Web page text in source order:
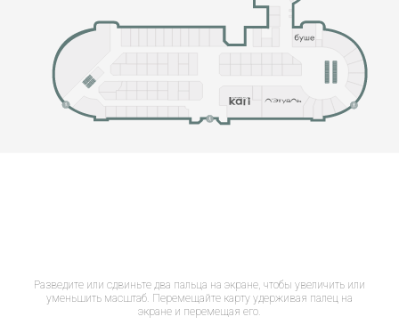
Разведите или сдвиньте два пальца на экране, чтобы увеличить или
уменьшить масштаб. Перемещайте карту удерживая палец на
экране и перемещая его.